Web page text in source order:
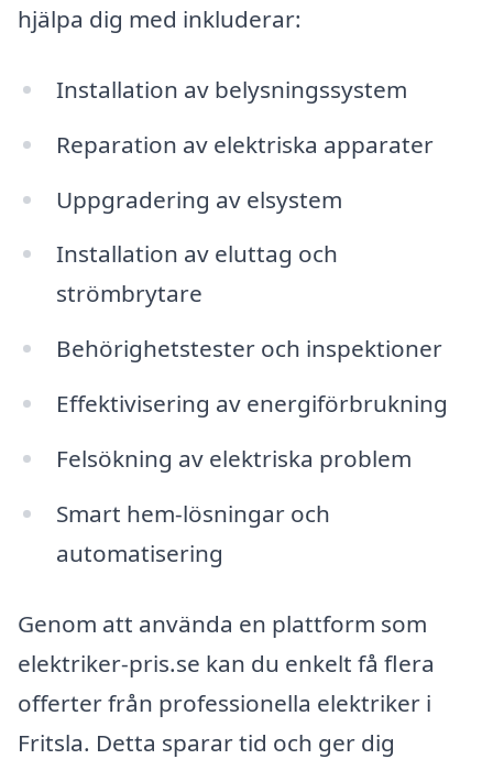
hjälpa dig med inkluderar:
Installation av belysningssystem
Reparation av elektriska apparater
Uppgradering av elsystem
Installation av eluttag och
strömbrytare
Behörighetstester och inspektioner
Effektivisering av energiförbrukning
Felsökning av elektriska problem
Smart hem-lösningar och
automatisering
Genom att använda en plattform som
elektriker-pris.se kan du enkelt få flera
offerter från professionella elektriker i
Fritsla. Detta sparar tid och ger dig